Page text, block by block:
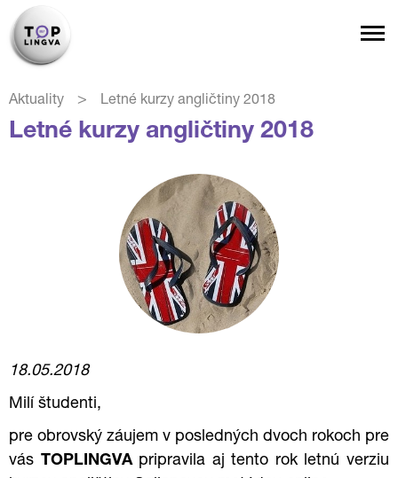
Aktuality > Letné kurzy angličtiny 2018
Letné kurzy angličtiny 2018
18.05.2018
Milí študenti,
pre obrovský záujem v posledných dvoch rokoch pre
vás TOPLINGVApripravila aj tento rok letnú verziu